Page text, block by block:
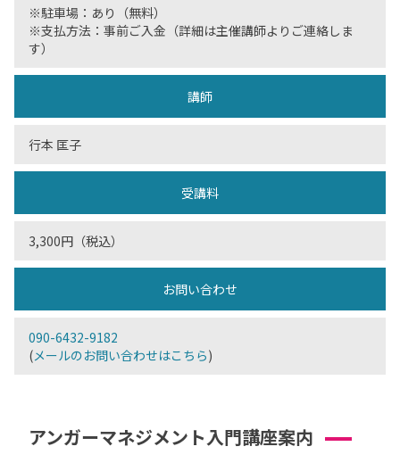
※駐車場：あり（無料）
※支払方法：事前ご入金（詳細は主催講師よりご連絡しま
す）
講師
行本 匡子
受講料
3,300円（税込）
お問い合わせ
090-6432-9182
(メールのお問い合わせはこちら)
アンガーマネジメント入門講座案内